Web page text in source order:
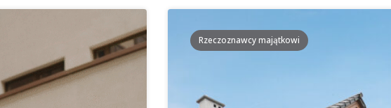
Rzeczoznawcy majątkowi